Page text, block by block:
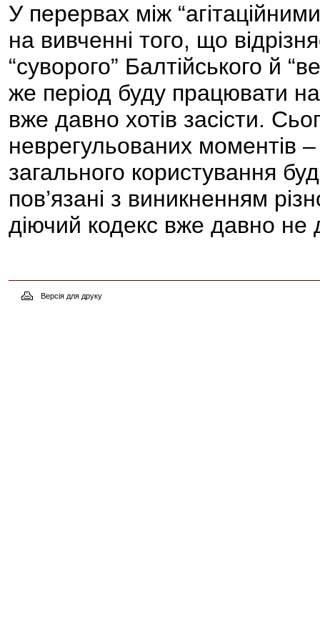
У перервах між
на вивченні того, що
“суворого” Балтійського й
же період буду працювати
вже давно хотів засісти.
неврегульованих моментів
загального користування
пов’язані з виникненням
діючий кодекс вже давно не
Версія для друку